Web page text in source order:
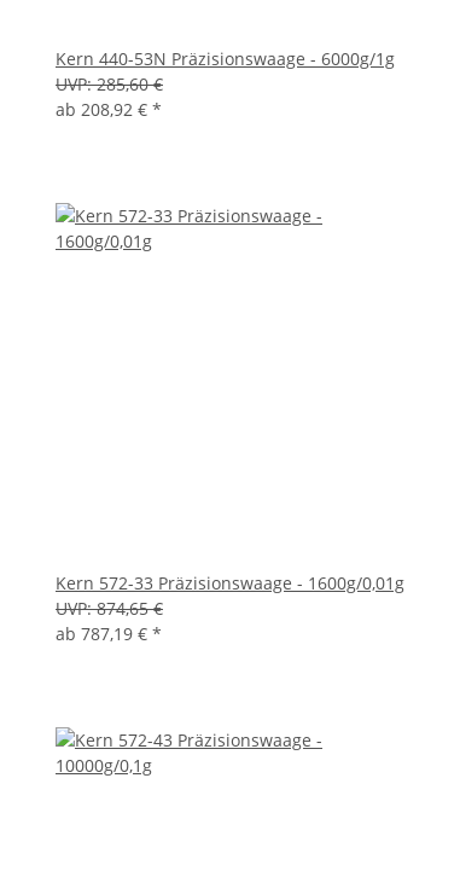
Kern 440-53N Präzisionswaage - 6000g/1g
UVP: 285,60 €
ab 208,92 € *
Kern 572-33 Präzisionswaage - 1600g/0,01g
UVP: 874,65 €
ab 787,19 € *